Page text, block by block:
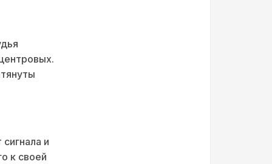
и
к своей